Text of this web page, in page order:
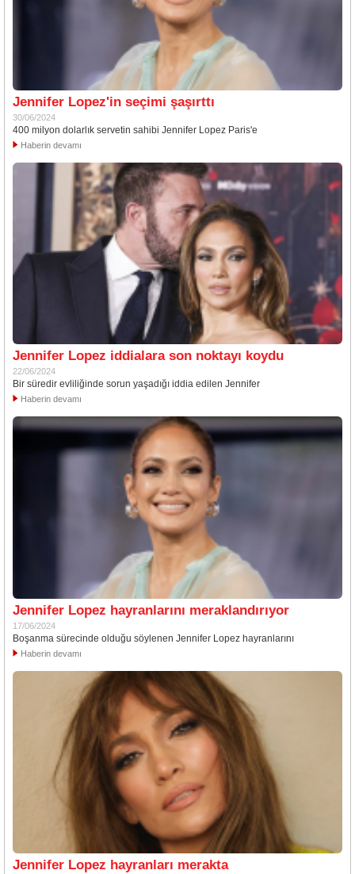
Jennifer Lopez'in seçimi şaşırttı
30/06/2024
400 milyon dolarlık servetin sahibi Jennifer Lopez Paris'e
Haberin devamı
Jennifer Lopez iddialara son noktayı koydu
22/06/2024
Bir süredir evliliğinde sorun yaşadığı iddia edilen Jennifer
Haberin devamı
Jennifer Lopez hayranlarını meraklandırıyor
17/06/2024
Boşanma sürecinde olduğu söylenen Jennifer Lopez hayranlarını
Haberin devamı
Jennifer Lopez hayranları merakta